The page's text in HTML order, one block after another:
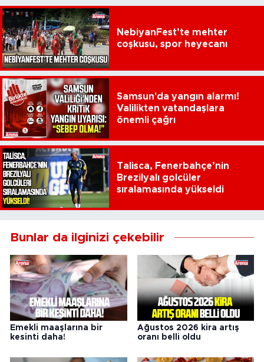
NebiyanFest’te mehter
coşkusu, spor heyecanı
Samsun'da yangın alarmı!
Valilikten vatandaşlara
önemli çağrı
Talisca, Fenerbahçe’nin
Brezilyalı golcüler
sıralamasında yükseldi
Bunlar da ilginizi çekebilir
Emekli maaşlarına bir
kesinti daha!
Ağustos 2026 kira artış
oranı belli oldu